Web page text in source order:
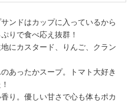
ンドはカップに入っているから
りで食べ応え抜群！
にカスタード、りんご、クラン
あったかスープ。トマト大好き
り。優しい甘さで心も体もポカ